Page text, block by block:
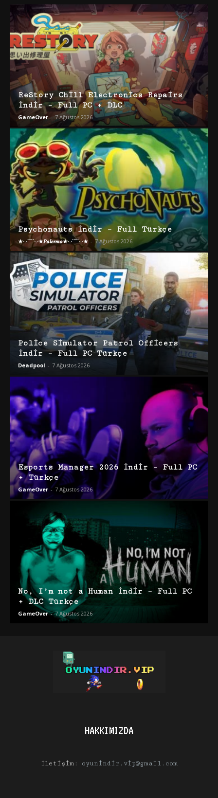
ReStory Chill Electronics Repairs
İndir – Full PC + DLC
GameOver - 7 Ağustos 2026
Psychonauts İndir – Full Türkçe
★·.·´¯`·.·★𝑷𝒂𝒍𝒆𝒓𝒎𝒐★·.·´¯`·.·★ - 7 Ağustos 2026
Police Simulator Patrol Officers
İndir – Full PC Türkçe
Deadpool - 7 Ağustos 2026
Esports Manager 2026 İndir – Full PC
+ Türkçe
GameOver - 7 Ağustos 2026
No, I’m not a Human İndir – Full PC
+ DLC Türkçe
GameOver - 7 Ağustos 2026
HAKKIMIZDA
İletişim: oyunindir.vip@gmail.com